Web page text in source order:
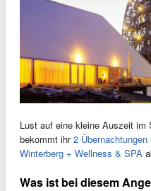
Lust auf eine kleine Auszeit im
bekommt ihr2
Winterberg + Wellness & SPA
Was ist bei diesem